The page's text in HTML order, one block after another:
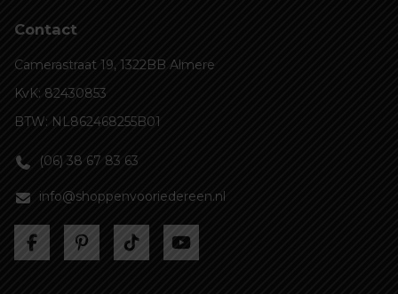
Contact
Camerastraat 19, 1322BB Almere
KvK: 82430853
BTW: NL862468255B01
(06) 38 67 83 63
info@shoppenvooriedereen.nl